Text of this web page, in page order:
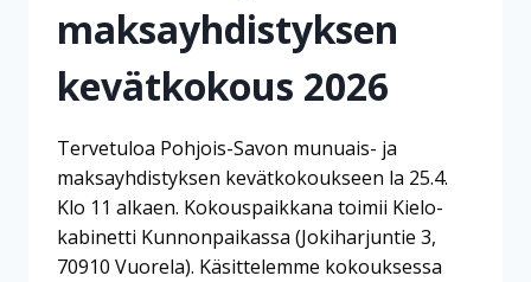
maksayhdistyksen
kevätkokous 2026
Tervetuloa Pohjois-Savon munuais- ja
maksayhdistyksen kevätkokoukseen la 25.4.
Klo 11 alkaen. Kokouspaikkana toimii Kielo-
kabinetti Kunnonpaikassa (Jokiharjuntie 3,
70910 Vuorela). Käsittelemme kokouksessa